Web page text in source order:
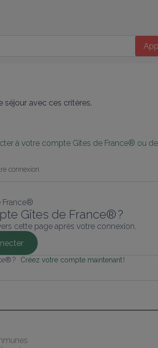
séjour avec ces critères.
à votre compte Gîtes de France® ou
connexion.
Gîtes de France® ?
cette page après votre connexion.
? Créez votre compte maintenant !